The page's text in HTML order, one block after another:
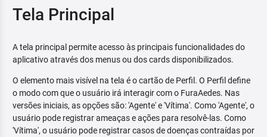
Tela Principal
A tela principal permite acesso às principais funcionalidades do
aplicativo através dos menus ou dos cards disponibilizados.
O elemento mais visível na tela é o cartão de Perfil. O Perfil define
o modo com que o usuário irá interagir com o FuraAedes. Nas
versões iniciais, as opções são: 'Agente' e 'Vítima'. Como 'Agente', o
usuário pode registrar ameaças e ações para resolvê-las. Como
'Vítima', o usuário pode registrar casos de doenças contraídas por